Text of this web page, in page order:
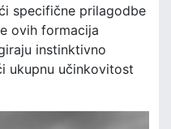
specifične prilagodbe
ovih formacija
instinktivno
ukupnu učinkovitost